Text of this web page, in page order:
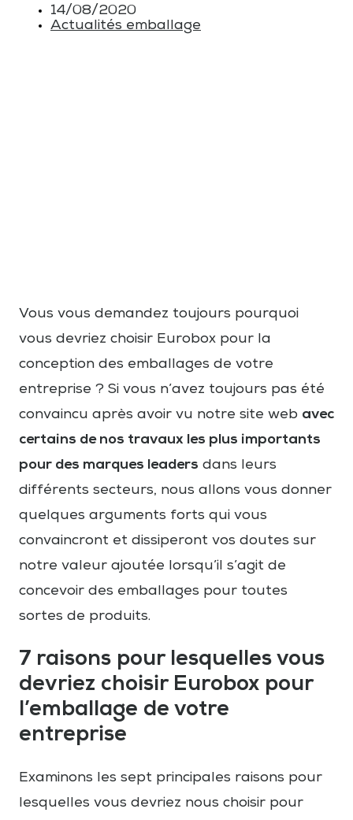
14/08/2020
Actualités emballage
Vous vous demandez toujours pourquoi
vous devriez choisir Eurobox pour la
conception des emballages de votre
entreprise ? Si vous n’avez toujours pas été
convaincu après avoir vu notre site web avec
certains de nos travaux les plus importants
pour des marques leaders dans leurs
différents secteurs, nous allons vous donner
quelques arguments forts qui vous
convaincront et dissiperont vos doutes sur
notre valeur ajoutée lorsqu’il s’agit de
concevoir des emballages pour toutes
sortes de produits.
7 raisons pour lesquelles vous
devriez choisir Eurobox pour
l’emballage de votre
entreprise
Examinons les sept principales raisons pour
lesquelles vous devriez nous choisir pour